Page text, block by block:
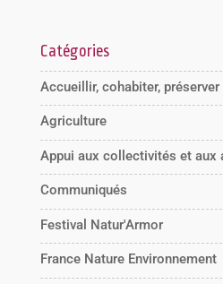
Catégories
Accueillir, cohabiter,
Agriculture
Appui aux collectivités et aux
Communiqués
Festival Natur'Armor
France Nature Environnement